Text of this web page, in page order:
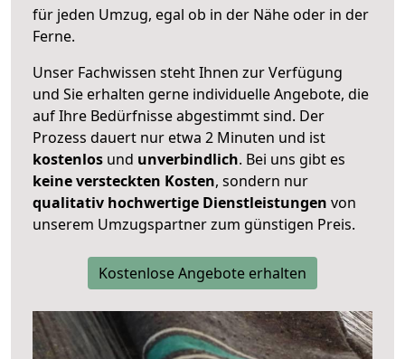
für jeden Umzug, egal ob in der Nähe oder in der
Ferne.
Unser Fachwissen steht Ihnen zur Verfügung
und Sie erhalten gerne individuelle Angebote, die
auf Ihre Bedürfnisse abgestimmt sind. Der
Prozess dauert nur etwa 2 Minuten und ist
kostenlos und unverbindlich. Bei uns gibt es
keine versteckten Kosten, sondern nur
qualitativ hochwertige Dienstleistungen von
unserem Umzugspartner zum günstigen Preis.
Kostenlose Angebote erhalten